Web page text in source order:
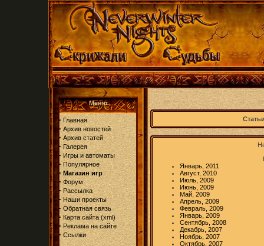
Меню
· Главная
· Архив новостей
· Архив статей
· Галерея
· Игры и автоматы
· Популярное
· Магазин игр
· Форум
· Рассылка
· Наши проекты
· Обратная связь
· Карта сайта(xml)
· Реклама на сайте
· Ссылки
Январь, 2011
Август, 2010
Июль, 2009
Июнь, 2009
Май, 2009
Апрель, 2009
Февраль, 2009
Январь, 2009
Сентябрь, 2008
Декабрь, 2007
Ноябрь, 2007
Октябрь, 2007